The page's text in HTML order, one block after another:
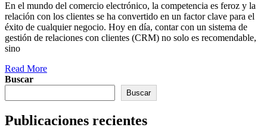
En el mundo del comercio electrónico, la competencia es feroz y la
relación con los clientes se ha convertido en un factor clave para el
éxito de cualquier negocio. Hoy en día, contar con un sistema de
gestión de relaciones con clientes (CRM) no solo es recomendable,
sino
Read More
Buscar
Buscar
Publicaciones recientes